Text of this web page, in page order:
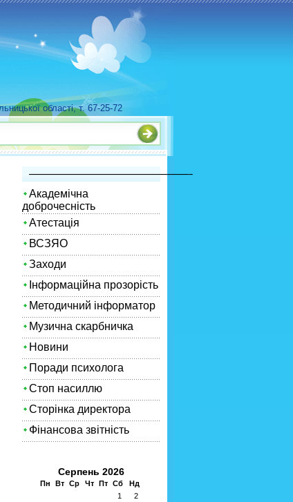
області, т. 67-25-72
—————————————————————–
Академічна
доброчесність
Атестація
ВСЗЯО
Заходи
Інформаційна прозорість
Методичний інформатор
Музична скарбничка
Новини
Поради психолога
Стоп насиллю
Сторінка директора
Фінансова звітність
Серпень 2026
Пн Вт Ср Чт Пт Сб
Нд
1
2